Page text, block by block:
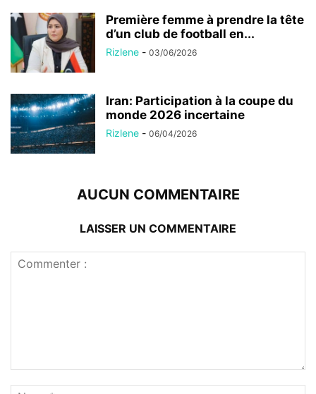
Première femme à prendre la tête
d’un club de football en...
Rizlene - 03/06/2026
Iran: Participation à la coupe du
monde 2026 incertaine
Rizlene - 06/04/2026
AUCUN COMMENTAIRE
LAISSER UN COMMENTAIRE